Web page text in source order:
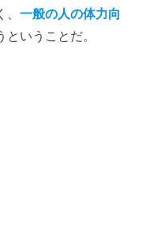
一般の人の体力向
ということだ。